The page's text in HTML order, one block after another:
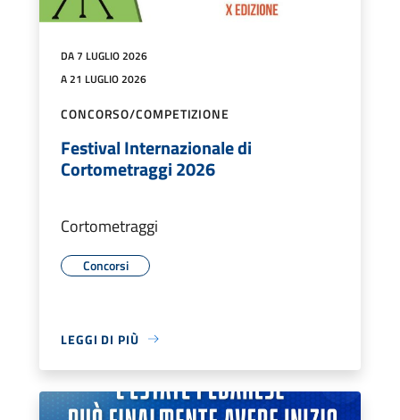
DA 7 LUGLIO 2026
A 21 LUGLIO 2026
CONCORSO/COMPETIZIONE
Festival Internazionale di
Cortometraggi 2026
Cortometraggi
Concorsi
LEGGI DI PIÙ